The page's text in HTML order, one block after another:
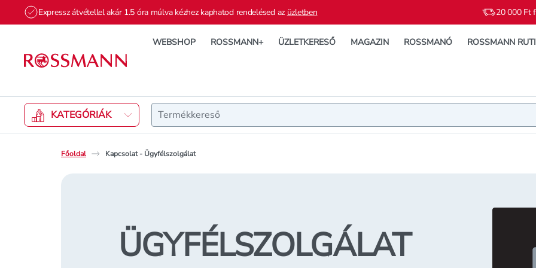
Expressz átvétellel akár 1.5 óra múlva kézhez kaphatod rendelésed az üzletben 20 000 Ft
WEBSHOP ROSSMANN+ ÜZLETKERESŐ MAGAZIN ROSSMANÓ ROSSMANN
KATEGÓRIÁK Keresés
Főoldal Kapcsolat - Ügyfélszolgálat
ÜGYFÉLSZOLGÁLAT